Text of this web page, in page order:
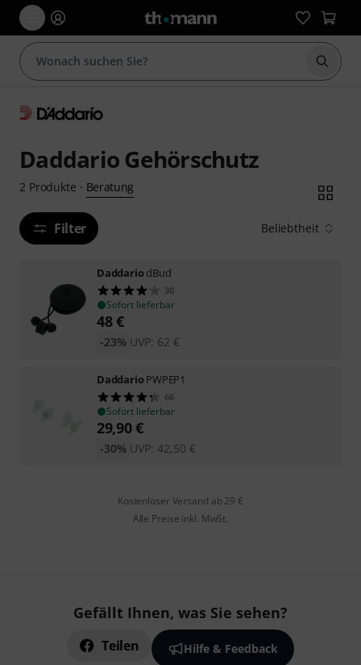
Suche
Daddario Gehörschutz
2 Produkte · Beratung
Filter Beliebtheit
DaddariodBud
30
Sofort lieferbar
48€
UVP: 62 €
-23%
DaddarioPWPEP1
66
Sofort lieferbar
29,90€
UVP: 42,50 €
-30%
Kostenloser Versand ab 29 €
Alle Preise inkl. MwSt.
Gefällt Ihnen, was Sie sehen?
Teilen Hilfe & Feedback